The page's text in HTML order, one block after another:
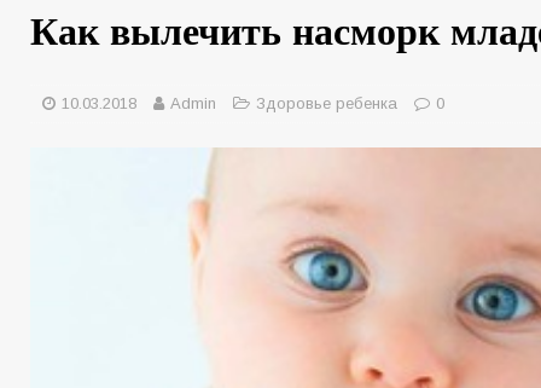
Как вылечить насморк
10.03.2018 Admin Здоровье ребенка 0